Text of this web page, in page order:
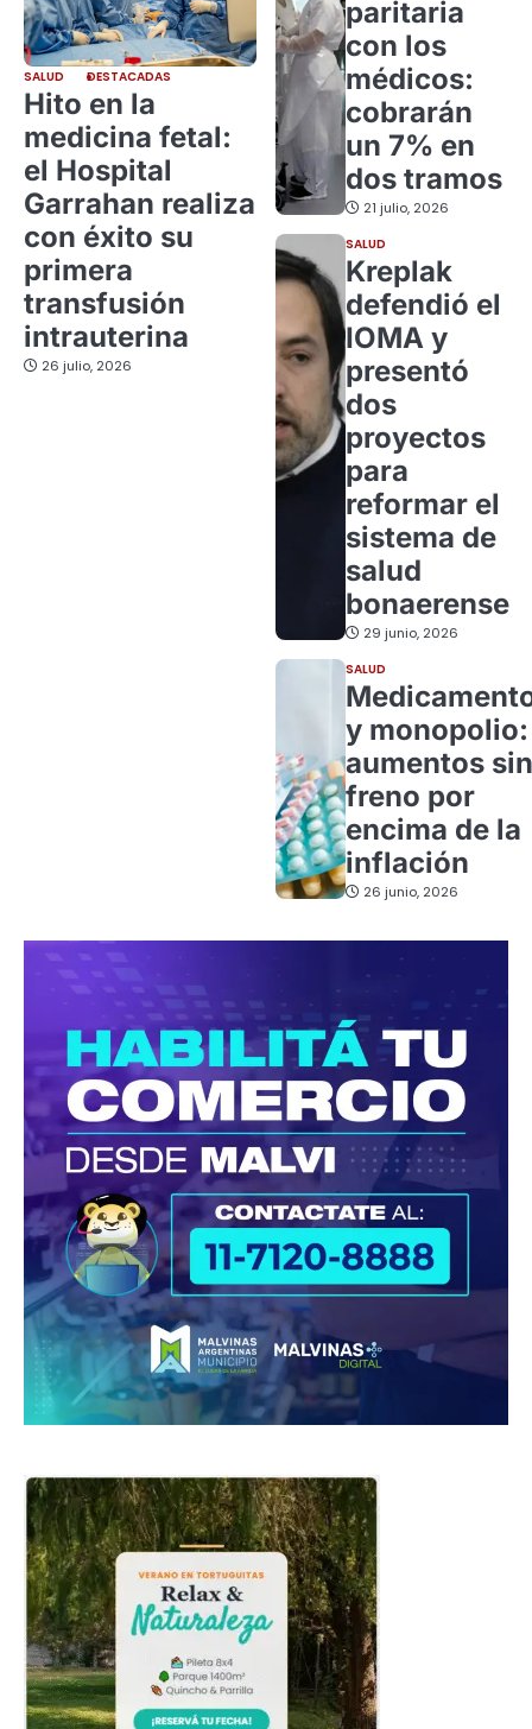
SALUD DESTACADAS
Hito en la
medicina fetal:
el Hospital
Garrahan realiza
con éxito su
primera
transfusión
intrauterina
26 julio, 2026
paritaria
con los
médicos:
cobrarán
un 7% en
dos tramos
21 julio, 2026
SALUD
Kreplak
defendió el
IOMA y
presentó
dos
proyectos
para
reformar el
sistema de
salud
bonaerense
29 junio, 2026
SALUD
y monopolio:
aumentos sin
freno por
encima de la
inflación
26 junio, 2026